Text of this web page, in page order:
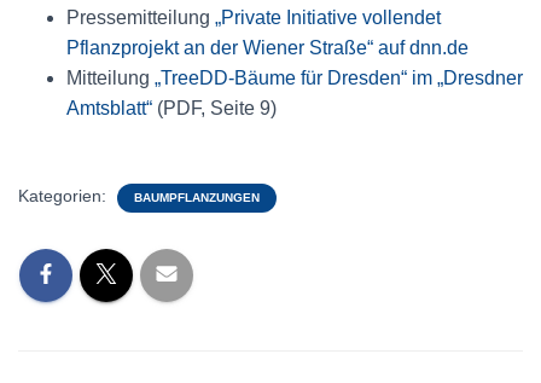
Pressemitteilung „Private Initiative vollendet
Pflanzprojekt an der Wiener Straße“ auf dnn.de
Mitteilung „TreeDD-Bäume für Dresden“ im „Dresdner
Amtsblatt“ (PDF, Seite 9)
Kategorien: BAUMPFLANZUNGEN